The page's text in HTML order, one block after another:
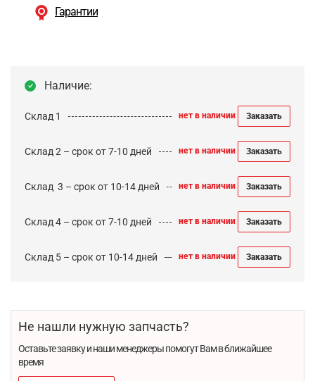
Гарантии
Наличие:
Склад 1 нет в наличии Заказать
Склад 2 – срок от 7-10 дней нет в наличии Заказать
Cклад 3 – срок от 10-14 дней нет в наличии Заказать
Склад 4 – срок от 7-10 дней нет в наличии Заказать
Склад 5 – срок от 10-14 дней нет в наличии Заказать
Не нашли нужную запчасть?
Оставьте заявку и наши менеджеры помогут Вам в ближайшее
время